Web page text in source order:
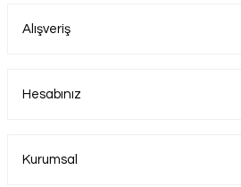
Alışveriş
Hesabınız
Kurumsal